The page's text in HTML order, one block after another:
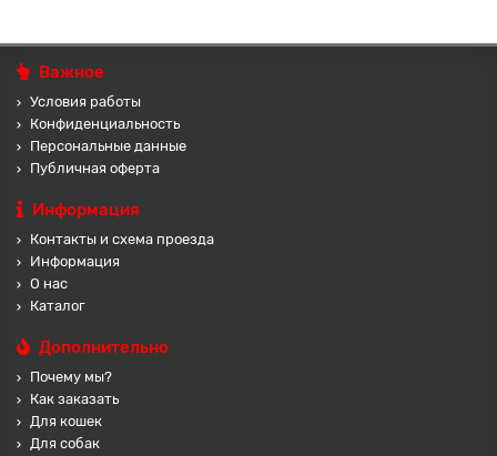
Важное
Условия работы
Конфиденциальность
Персональные данные
Публичная оферта
Информация
Контакты и схема проезда
Информация
О нас
Каталог
Дополнительно
Почему мы?
Как заказать
Для кошек
Для собак